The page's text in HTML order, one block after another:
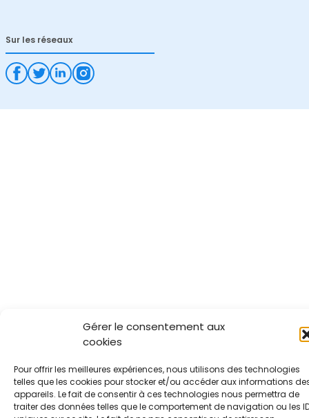
Gérer le consentement aux
cookies
Pour offrir les meilleures expériences, nous utilisons des technologies
telles que les cookies pour stocker et/ou accéder aux informations
appareils. Le fait de consentir à ces technologies nous permettra de
traiter des données telles que le comportement de navigation ou les
Sur les réseaux